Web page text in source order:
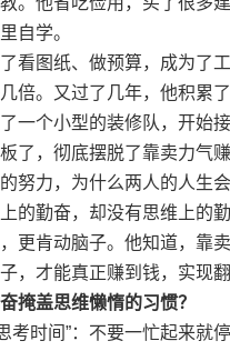
自学。
看图纸、做预算，成为了
倍。又过了几年，他积累
一个小型的装修队，开始
了，彻底摆脱了靠卖力气赚
努力，为什么两人的人生会
的勤奋，却没有思维上的
更肯动脑子。他知道，靠
，才能真正赚到钱，实现翻
掩盖思维懒惰的习惯？
考时间”：不要一忙起来就